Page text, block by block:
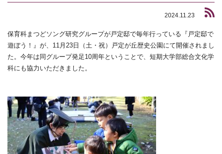
2024.11.23
保育科まつどソング研究グループが戸定邸で毎年行っている『戸定邸で
遊ぼう！』が、11月23日（土・祝）戸定が丘歴史公園にて開催されまし
た。今年は同グループ発足10周年ということで、短期大学部総合文化学
科にも協力いただきました。